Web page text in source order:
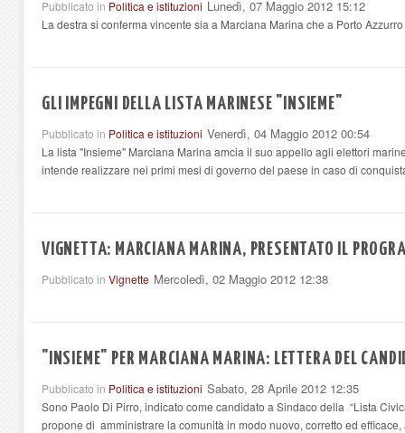
Pubblicato in Politica e istituzioni Lunedì, 07 Maggio 2012 15:12
La destra si conferma vincente sia a Marciana Marina che a Porto
GLI IMPEGNI DELLA LISTA MARINESE "INSIEME"
Pubblicato in Politica e istituzioni Venerdì, 04 Maggio 2012 00:54
La lista "Insieme" Marciana Marina amcia il suo appello agli elettori
intende realizzare nei primi mesi di governo del paese in caso di
VIGNETTA: MARCIANA MARINA, PRESENTATO IL
Pubblicato in Vignette Mercoledì, 02 Maggio 2012 12:38
"INSIEME" PER MARCIANA MARINA: LETTERA DEL
Pubblicato in Politica e istituzioni Sabato, 28 Aprile 2012 12:35
Sono Paolo Di Pirro, indicato come candidato a Sindaco della “Lista
propone di amministrare la comunità in modo nuovo, corretto ed